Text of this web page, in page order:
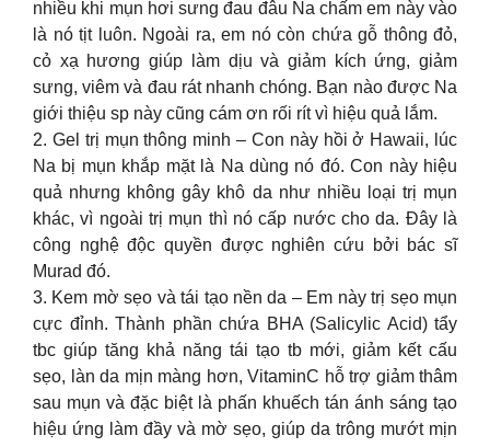
nhiều khi mụn hơi sưng đau đâu Na chấm em này vào
là nó tịt luôn. Ngoài ra, em nó còn chứa gỗ thông đỏ,
cỏ xạ hương giúp làm dịu và giảm kích ứng, giảm
sưng, viêm và đau rát nhanh chóng. Bạn nào được Na
giới thiệu sp này cũng cám ơn rối rít vì hiệu quả lắm.
2. Gel trị mụn thông minh – Con này hồi ở Hawaii, lúc
Na bị mụn khắp mặt là Na dùng nó đó. Con này hiệu
quả nhưng không gây khô da như nhiều loại trị mụn
khác, vì ngoài trị mụn thì nó cấp nước cho da. Đây là
công nghệ độc quyền được nghiên cứu bởi bác sĩ
Murad đó.
3. Kem mờ sẹo và tái tạo nền da – Em này trị sẹo mụn
cực đỉnh. Thành phần chứa BHA (Salicylic Acid) tẩy
tbc giúp tăng khả năng tái tạo tb mới, giảm kết cấu
sẹo, làn da mịn màng hơn, VitaminC hỗ trợ giảm thâm
sau mụn và đặc biệt là phấn khuếch tán ánh sáng tạo
hiệu ứng làm đầy và mờ sẹo, giúp da trông mướt mịn